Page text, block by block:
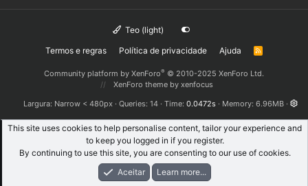
Teo (light)
Termos e regras
Política de privacidade Ajuda
R
Community platform by XenForo® © 2010-2025 XenForo Ltd.
XenForo theme by xenfocus
Largura
Queries 14 Time 0.0472s Memory 6.96MB
This site uses cookies to help personalise content, tailor your experience and
to keep you logged in if you register.
By continuing to use this site, you are consenting to our use of cookies.
Aceitar
Learn more...